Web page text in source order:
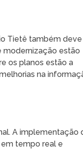
Tietê também deve
modernização estão
os planos estão a
na
A implementação
tempo real e